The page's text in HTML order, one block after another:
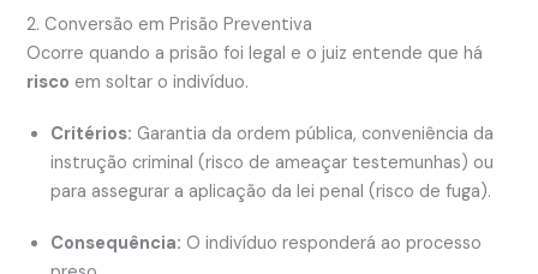
2. Conversão em Prisão Preventiva
Ocorre quando a prisão foi legal e o juiz entende que há
risco em soltar o indivíduo.
Critérios: Garantia da ordem pública, conveniência da
instrução criminal (risco de ameaçar testemunhas) ou
para assegurar a aplicação da lei penal (risco de fuga).
Consequência: O indivíduo responderá ao processo